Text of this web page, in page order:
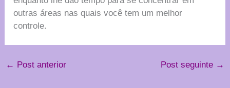
outras áreas nas quais você tem um melhor
controle.
← Post anterior Post seguinte →